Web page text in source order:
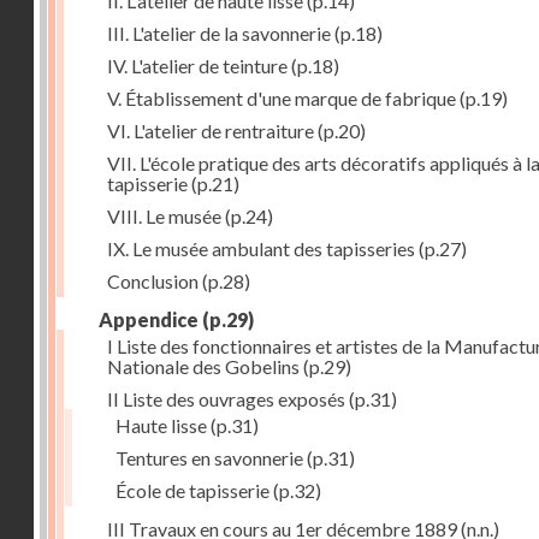
III. L'atelier de la savonnerie(p.18)
IV. L'atelier de teinture(p.18)
V. Établissement d'une marque de fabrique(p.19)
VI. L'atelier de rentraiture(p.20)
VII. L'école pratique des arts décoratifs appliqués à la
tapisserie(p.21)
VIII. Le musée(p.24)
IX. Le musée ambulant des tapisseries (p.27)
Conclusion(p.28)
Appendice (p.29)
I Liste des fonctionnaires et artistes de la
Nationale des Gobelins (p.29)
II Liste des ouvrages exposés (p.31)
Haute lisse(p.31)
Tentures en savonnerie(p.31)
École de tapisserie(p.32)
III Travaux en cours au 1er décembre 1889(n.n.)